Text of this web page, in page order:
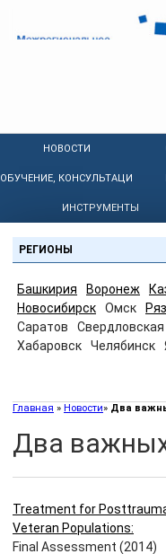
НОВОСТИ
ОБУЧЕНИЕ, КОНСУЛЬТАЦИИ
ИНСТРУМЕНТЫ
РЕГИОНЫ
Башкирия Воронеж
Новосибирск
Омск
Саратов
Свердловская
Хабаровск
Челябинск
Главная » Новости» Два
Два
Treatment for
Veteran Populations:
Final Assessment (2014)